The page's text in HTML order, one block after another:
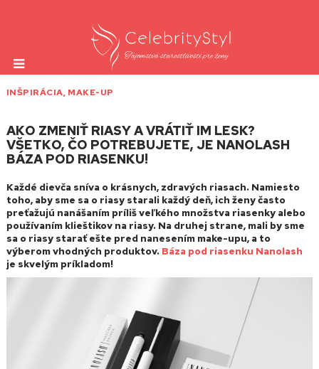
INŠPIRÁCIA, MAKE-UP
AKO ZMENIŤ RIASY A VRÁTIŤ IM LESK?
VŠETKO, ČO POTREBUJETE, JE NANOLASH
BÁZA POD RIASENKU!
Každé dievča sníva o krásnych, zdravých riasach. Namiesto
toho, aby sme sa o riasy starali každý deň, ich ženy často
preťažujú nanášaním príliš veľkého množstva riasenky alebo
používaním klieštikov na riasy. Na druhej strane, mali by sme
sa o riasy starať ešte pred nanesením make-upu, a to
výberom vhodných produktov. Báza pod riasenku Nanolash
je skvelým príkladom!